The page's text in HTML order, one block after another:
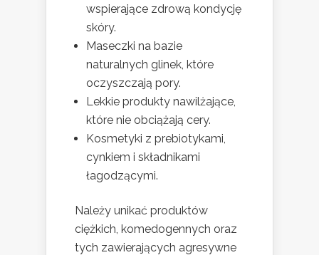
wspierające zdrową kondycję
skóry.
Maseczki na bazie
naturalnych glinek, które
oczyszczają pory.
Lekkie produkty nawilżające,
które nie obciążają cery.
Kosmetyki z prebiotykami,
cynkiem i składnikami
łagodzącymi.
Należy unikać produktów
ciężkich, komedogennych oraz
tych zawierających agresywne